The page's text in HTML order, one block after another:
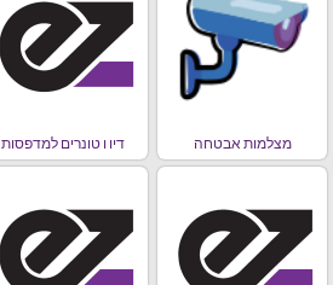
מצלמות אבטחה דיו ו טונרים למדפסות